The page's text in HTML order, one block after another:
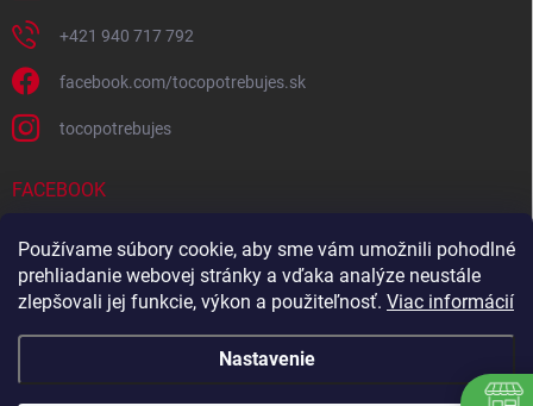
Používame súbory cookie, aby sme vám umožnili pohodlné
prehliadanie webovej stránky a vďaka analýze neustále
zlepšovali jej funkcie, výkon a použiteľnosť. Viac informácií
Nastavenie
+421 940 717 792
facebook.com/tocopotrebujes.sk
tocopotrebujes
FACEBOOK